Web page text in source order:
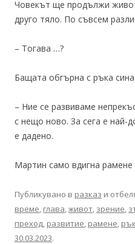
Човекът ще продължи
друго тяло. По съвсем
– Тогава …?
Бащата обгърна с ръка
– Ние се развиваме
с нещо ново. За сега е най-
е дадено.
Мартин само вдигна рамене
Публикувано в разказ и
време, глава,живот, зрение,
преход, развитие, рамене,
30.03.2023.